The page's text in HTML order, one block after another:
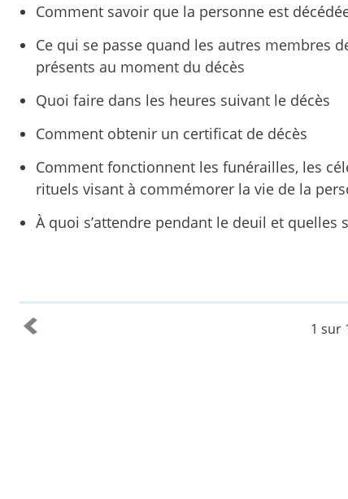
Comment savoir que la personne est
Ce qui se passe quand les autres membres
présents au moment du décès
Quoi faire dans les heures suivant le décès
Comment obtenir un certificat de décès
Comment fonctionnent les funérailles, les
rituels visant à commémorer la vie de la
À quoi s’attendre pendant le deuil et quelles
1 sur